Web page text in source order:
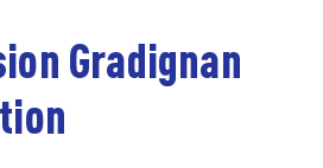
Gradignan